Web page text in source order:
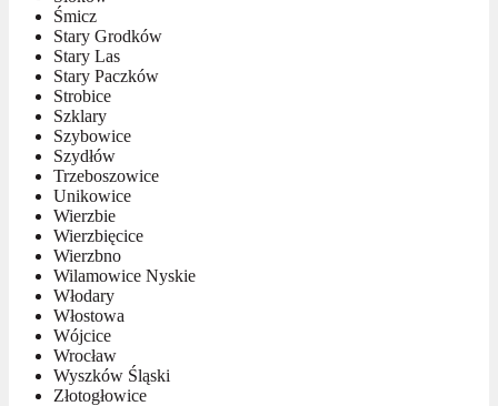
Śmicz
Stary Grodków
Stary Las
Stary Paczków
Strobice
Szklary
Szybowice
Szydłów
Trzeboszowice
Unikowice
Wierzbie
Wierzbięcice
Wierzbno
Wilamowice Nyskie
Włodary
Włostowa
Wójcice
Wrocław
Wyszków Śląski
Złotogłowice